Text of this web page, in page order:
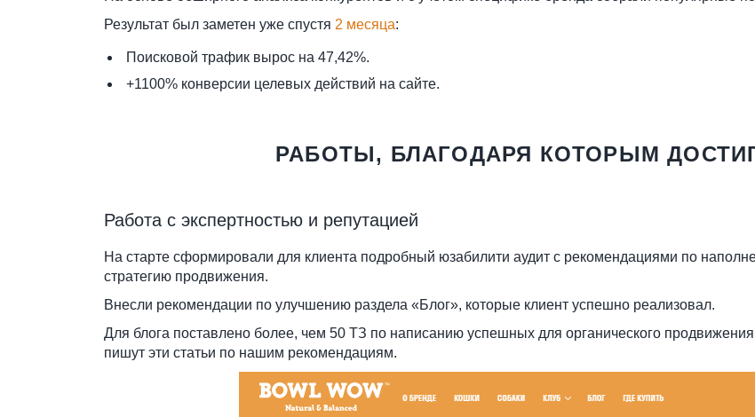
Результат был заметен уже спустя 2 месяца:
Поисковой трафик вырос на 47,42%.
+1100% конверсии целевых действий на сайте.
РАБОТЫ, БЛАГОДАРЯ КОТОРЫМ
Работа с экспертностью и репутацией
На старте сформировали для клиента подробный юзабилити аудит с рекомендациями по
стратегию продвижения.
Внесли рекомендации по улучшению раздела «Блог», которые клиент успешно реализовал.
Для блога поставлено более, чем 50 ТЗ по написанию успешных для органического продвижения
пишут эти статьи по нашим рекомендациям.